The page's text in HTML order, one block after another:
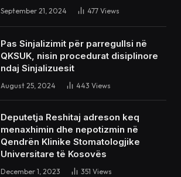
September 21, 2024 477 Views
Pas Sinjalizimit për parregullsi në
QKSUK, nisin procedurat disiplinore
ndaj Sinjalizuesit
August 25, 2024 443 Views
Deputetja Reshitaj adreson keq
menaxhimin dhe nepotizmin në
Qendrën Klinike Stomatologjike
Universitare të Kosovës
December 1, 2023 351 Views